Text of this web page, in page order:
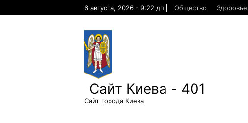
6 августа, 2026 - 9:22 дп Общество Здоровье
Сайт Киева - 401
Сайт города Киева